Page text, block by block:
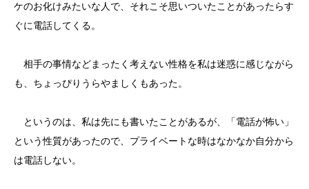
ケのお化けみたいな人で、それこそ思いついたことがあったらす
ぐに電話してくる。
相手の事情などまったく考えない性格を私は迷惑に感じながら
も、ちょっぴりうらやましくもあった。
というのは、私は先にも書いたことがあるが、「電話が怖い」
という性質があったので、プライベートな時はなかなか自分から
は電話しない。